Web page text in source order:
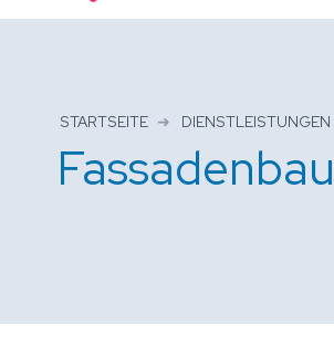
STARTSEITE DIENSTLEISTUNGEN